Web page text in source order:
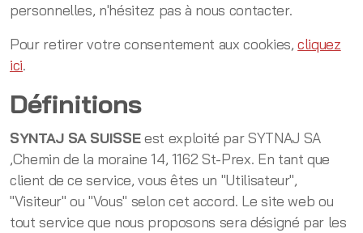
personnelles, n'hésitez pas à nous contacter.
Pour retirer votre consentement aux cookies,cliquez
ici.
Définitions
SYNTAJ SA SUISSEest exploité par SYTNAJ SA
,Chemin de la moraine 14, 1162 St-Prex. En tant que
client de ce service, vous êtes un "Utilisateur",
"Visiteur" ou "Vous" selon cet accord. Le site web ou
tout service que nous proposons sera désigné par les